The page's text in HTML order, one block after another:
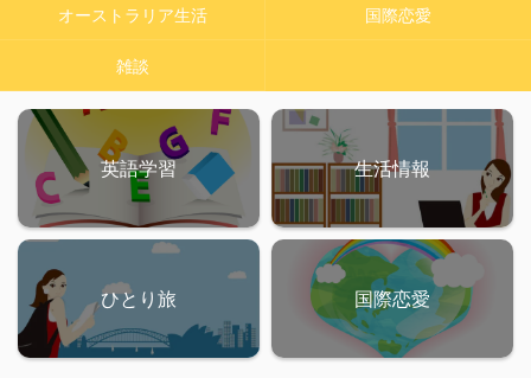
オーストラリア生活 国際恋愛
雑談
英語学習 生活情報
ひとり旅 国際恋愛